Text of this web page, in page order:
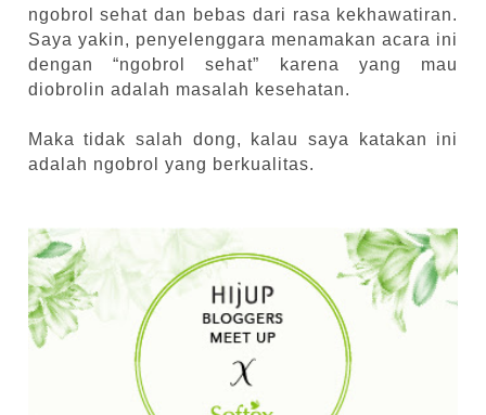
ngobrol sehat dan bebas dari rasa kekhawatiran.
Saya yakin, penyelenggara menamakan acara ini
dengan “ngobrol sehat” karena yang mau
diobrolin adalah masalah kesehatan.
Maka tidak salah dong, kalau saya katakan ini
adalah ngobrol yang berkualitas.